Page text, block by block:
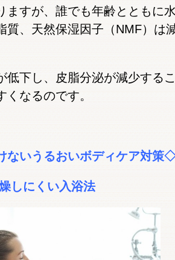
ますが、誰でも年齢とともに
質、天然保湿因子（NMF）は
低下し、皮脂分泌が減少する
くなるのです。
ないうるおいボディケア対策
しにくい入浴法